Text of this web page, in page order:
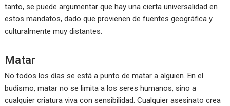
tanto, se puede argumentar que hay una cierta universalidad en
estos mandatos, dado que provienen de fuentes geográfica y
culturalmente muy distantes.
Matar
No todos los días se está a punto de matar a alguien. En el
budismo, matar no se limita a los seres humanos, sino a
cualquier criatura viva con sensibilidad. Cualquier asesinato crea